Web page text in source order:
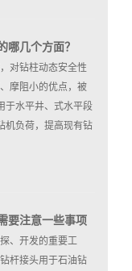
哪几个方面？
对钻柱动态安全性
摩阻小的优点，被
于水平井、式水平段
机负荷，提高现有钻
要注意一些事项
、开发的重要工
杆接头用于石油钻